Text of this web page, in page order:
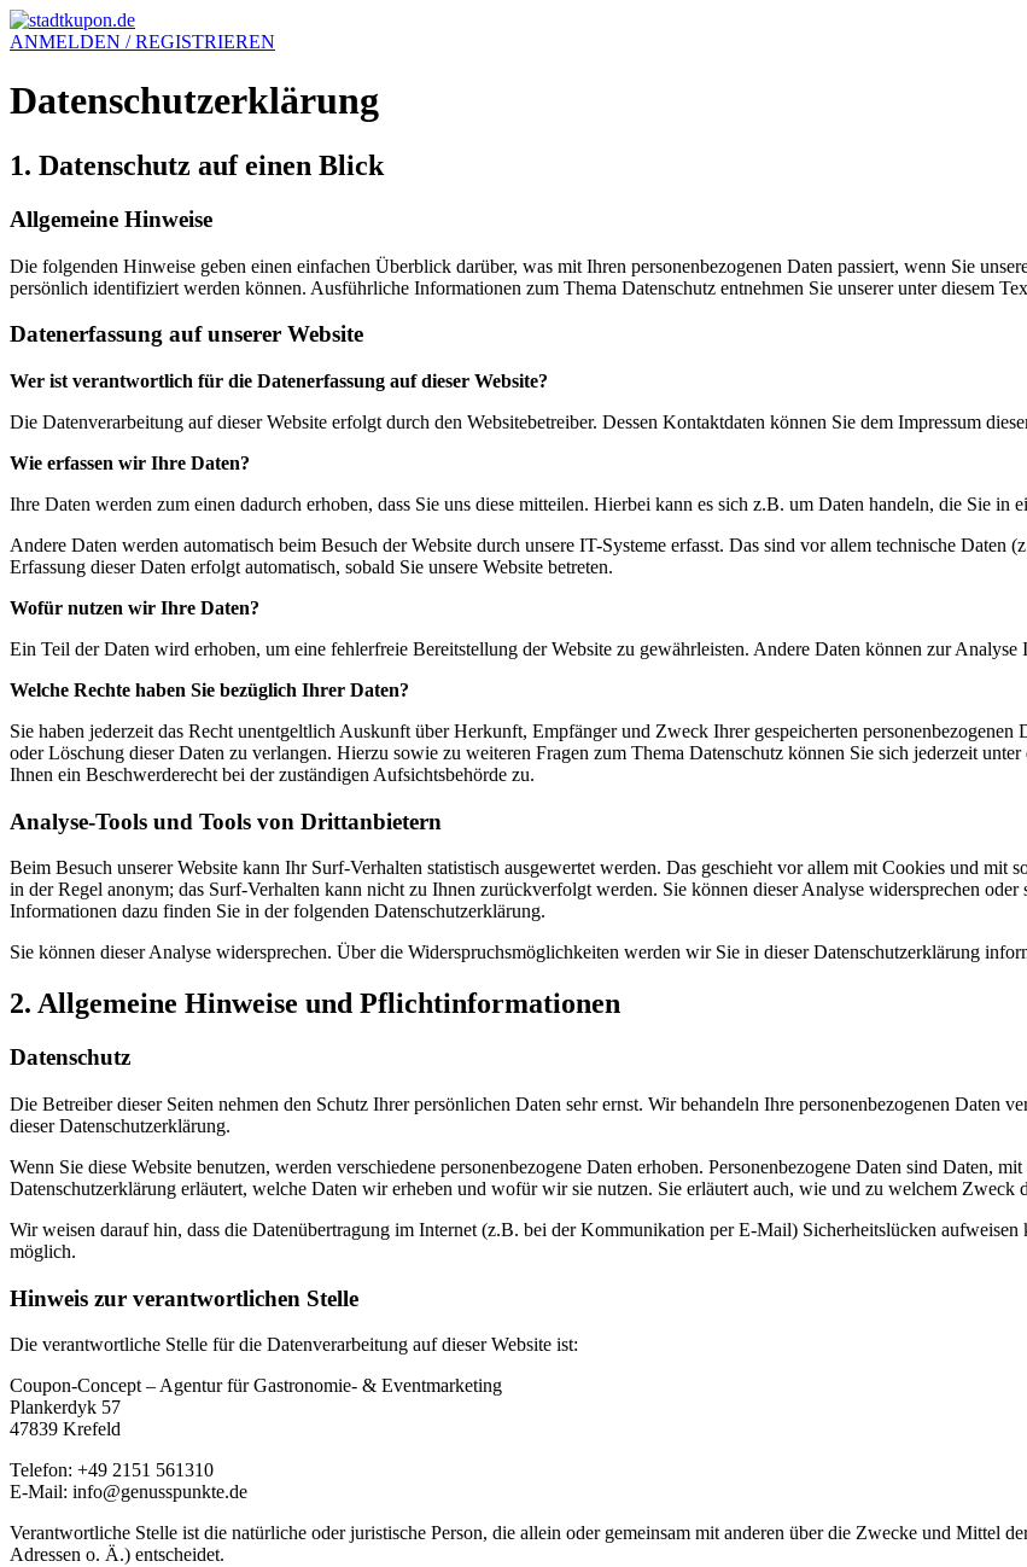
ANMELDEN / REGISTRIEREN
Datenschutzerklärung
1. Datenschutz auf einen Blick
Allgemeine Hinweise
Die folgenden Hinweise geben einen einfachen Überblick darüber, was mit Ihren personenbezogenen Daten passiert, wenn Sie
persönlich identifiziert werden können. Ausführliche Informationen zum Thema Datenschutz entnehmen Sie unserer unter diesem
Datenerfassung auf unserer Website
Wer ist verantwortlich für die Datenerfassung auf dieser Website?
Die Datenverarbeitung auf dieser Website erfolgt durch den Websitebetreiber. Dessen Kontaktdaten können Sie dem Impressum
Wie erfassen wir Ihre Daten?
Ihre Daten werden zum einen dadurch erhoben, dass Sie uns diese mitteilen. Hierbei kann es sich z.B. um Daten handeln, die Sie in
Andere Daten werden automatisch beim Besuch der Website durch unsere IT-Systeme erfasst. Das sind vor allem technische
Erfassung dieser Daten erfolgt automatisch, sobald Sie unsere Website betreten.
Wofür nutzen wir Ihre Daten?
Ein Teil der Daten wird erhoben, um eine fehlerfreie Bereitstellung der Website zu gewährleisten. Andere Daten können zur Analyse
Welche Rechte haben Sie bezüglich Ihrer Daten?
Sie haben jederzeit das Recht unentgeltlich Auskunft über Herkunft, Empfänger und Zweck Ihrer gespeicherten
oder Löschung dieser Daten zu verlangen. Hierzu sowie zu weiteren Fragen zum Thema Datenschutz können Sie sich jederzeit
Ihnen ein Beschwerderecht bei der zuständigen Aufsichtsbehörde zu.
Analyse-Tools und Tools von Drittanbietern
Beim Besuch unserer Website kann Ihr Surf-Verhalten statistisch ausgewertet werden. Das geschieht vor allem mit Cookies und mit
in der Regel anonym; das Surf-Verhalten kann nicht zu Ihnen zurückverfolgt werden. Sie können dieser Analyse widersprechen
Informationen dazu finden Sie in der folgenden Datenschutzerklärung.
Sie können dieser Analyse widersprechen. Über die Widerspruchsmöglichkeiten werden wir Sie in dieser Datenschutzerklärung
2. Allgemeine Hinweise und Pflichtinformationen
Datenschutz
Die Betreiber dieser Seiten nehmen den Schutz Ihrer persönlichen Daten sehr ernst. Wir behandeln Ihre personenbezogenen Daten
dieser Datenschutzerklärung.
Wenn Sie diese Website benutzen, werden verschiedene personenbezogene Daten erhoben. Personenbezogene Daten sind Daten,
Datenschutzerklärung erläutert, welche Daten wir erheben und wofür wir sie nutzen. Sie erläutert auch, wie und zu welchem Zweck
Wir weisen darauf hin, dass die Datenübertragung im Internet (z.B. bei der Kommunikation per E-Mail) Sicherheitslücken
möglich.
Hinweis zur verantwortlichen Stelle
Die verantwortliche Stelle für die Datenverarbeitung auf dieser Website ist:
Coupon-Concept – Agentur für Gastronomie- & Eventmarketing
Plankerdyk 57
47839 Krefeld
Telefon: +49 2151 561310
E-Mail: info@genusspunkte.de
Verantwortliche Stelle ist die natürliche oder juristische Person, die allein oder gemeinsam mit anderen über die Zwecke und Mittel
Adressen o. Ä.) entscheidet.